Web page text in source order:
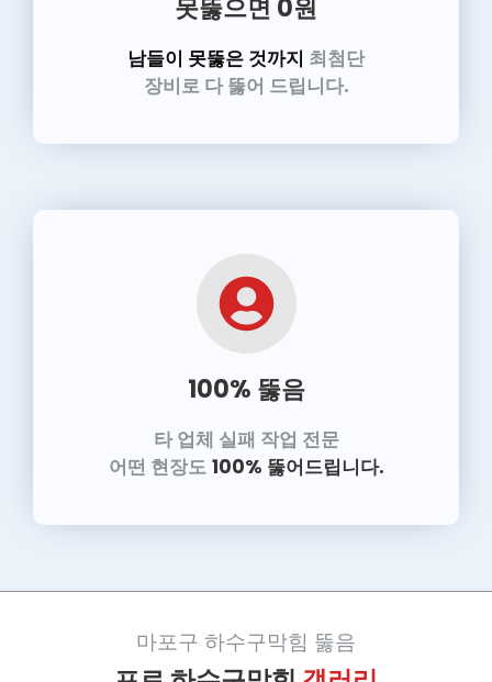
못뚫으면 0원
남들이 못뚫은 것까지 최첨단
장비로 다 뚫어 드립니다.
100% 뚫음
타 업체 실패 작업 전문
어떤 현장도 100% 뚫어드립니다.
마포구 하수구막힘 뚫음